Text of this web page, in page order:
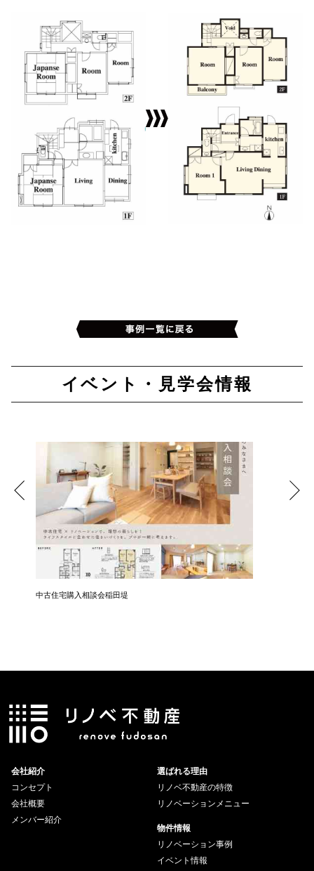
イベント・見学会情報
中古住宅購入相談会稲田堤
会社紹介
コンセプト
会社概要
メンバー紹介
選ばれる理由
リノベ不動産の特徴
リノベーションメニュー
物件情報
リノベーション事例
イベント情報